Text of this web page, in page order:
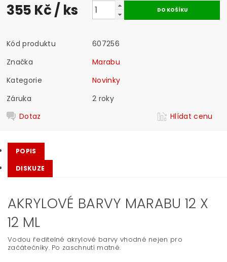
355 Kč/ ks
Kód produktu
607256
Značka
Marabu
Kategorie
Novinky
Záruka
2 roky
Dotaz
Hlídat cenu
POPIS
DISKUZE
AKRYLOVÉ BARVY MARABU 12 X
12 ML
Vodou ředitelné akrylové barvy vhodné nejen pro
začátečníky. Po zaschnutí matné.